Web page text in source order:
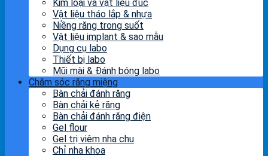
Kim loại và vật liệu đúc
Vật liệu tháo lắp & nhựa
Niềng răng trong suốt
Vật liệu implant & sao mẫu
Dụng cụ labo
Thiết bị labo
Mũi mài & Đánh bóng labo
Chăm sóc răng miệng
Bàn chải đánh răng
Bàn chải kẻ răng
Bàn chải đánh răng điện
Gel flour
Gel trị viêm nha chu
Chỉ nha khoa